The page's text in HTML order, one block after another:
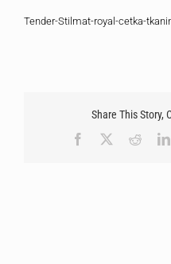
Tender-Stilmat-royal-cetka-
Share This Story,
Facebook
Reddit